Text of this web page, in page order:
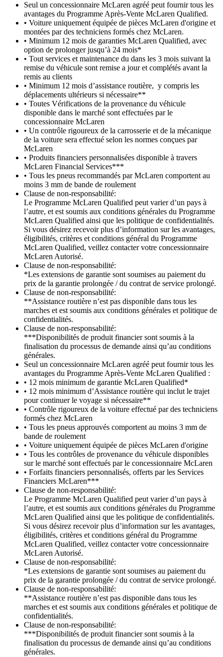
Seul un concessionnaire McLaren agréé peut fournir tous les
avantages du Programme Après-Vente McLaren Qualified.
• Voiture uniquement équipée de pièces McLaren d'origine et
montées par des techniciens formés chez McLaren.
• Minimum 12 mois de garanties McLaren Qualified, avec
option de prolonger jusqu’à 24 mois*
• Tout services et maintenance du dans les 3 mois suivant la
remise du véhicule sont remise a jour et complétés avant la
remis au clients
• Minimum 12 mois d’assistance routière, y compris les
déplacements ultérieurs si nécessaire**
• Toutes Vérifications de la provenance du véhicule
disponible dans le marché sont effectuées par le
concessionnaire McLaren
• Un contrôle rigoureux de la carrosserie et de la mécanique
de la voiture sera effectué selon les normes conçues par
McLaren
• Produits financiers personnalisées disponible à travers
McLaren Financial Services***
• Tous les pneus recommandés par McLaren comportent au
moins 3 mm de bande de roulement
Clause de non-responsabilité:
Le Programme McLaren Qualified peut varier d’un pays à
l’autre, et est soumis aux conditions générales du Programme
McLaren Qualified ainsi que les politique de confidentialités.
Si vous désirez recevoir plus d’information sur les avantages,
éligibilités, critères et conditions général du Programme
McLaren Qualified, veillez contacter votre concessionnaire
McLaren Autorisé.
Clause de non-responsabilité:
*Les extensions de garantie sont soumises au paiement du
prix de la garantie prolongée / du contrat de service prolongé.
Clause de non-responsabilité:
**Assistance routière n’est pas disponible dans tous les
marches et est soumis aux conditions générales et politique de
confidentialités.
Clause de non-responsabilité:
***Disponibilités de produit financier sont soumis à la
finalisation du processus de demande ainsi qu’au conditions
générales.
Seul un concessionnaire McLaren agréé peut fournir tous les
avantages du Programme Après-Vente McLaren Qualified :
• 12 mois minimum de garantie McLaren Qualified*
• 12 mois minimum d’Assistance routière qui inclut le trajet
pour continuer le voyage si nécessaire**
• Contrôle rigoureux de la voiture effectué par des techniciens
formés chez McLaren
• Tous les pneus approuvés comportent au moins 3 mm de
bande de roulement
• Voiture uniquement équipée de pièces McLaren d'origine
• Tous les contrôles de provenance du véhicule disponibles
sur le marché sont effectués par le concessionnaire McLaren
• Forfaits financiers personnalisés, offerts par les Services
Financiers McLaren***
Clause de non-responsabilité:
Le Programme McLaren Qualified peut varier d’un pays à
l’autre, et est soumis aux conditions générales du Programme
McLaren Qualified ainsi que les politique de confidentialités.
Si vous désirez recevoir plus d’information sur les avantages,
éligibilités, critères et conditions général du Programme
McLaren Qualified, veillez contacter votre concessionnaire
McLaren Autorisé.
Clause de non-responsabilité:
*Les extensions de garantie sont soumises au paiement du
prix de la garantie prolongée / du contrat de service prolongé.
Clause de non-responsabilité:
**Assistance routière n’est pas disponible dans tous les
marches et est soumis aux conditions générales et politique de
confidentialités.
Clause de non-responsabilité:
***Disponibilités de produit financier sont soumis à la
finalisation du processus de demande ainsi qu’au conditions
générales.